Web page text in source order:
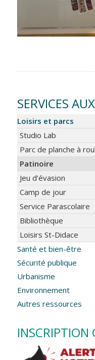
SERVICES
Loisirs et parcs
Studio Lab
Parc de planche à
Patinoire
Jeu d’évasion
Camp de jour
Service Parascolaire
Bibliothèque
Loisirs St-Didace
Santé et bien-être
Sécurité publique
Urbanisme
Environnement
Autres ressources
INSCRIPTION